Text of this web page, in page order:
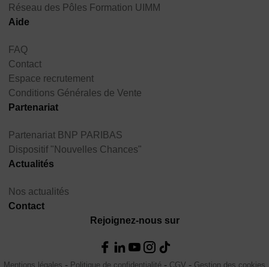
Réseau des Pôles Formation UIMM
Aide
FAQ
Contact
Espace recrutement
Conditions Générales de Vente
Partenariat
Partenariat BNP PARIBAS
Dispositif "Nouvelles Chances"
Actualités
Nos actualités
Contact
Rejoignez-nous sur
Mentions légales Politique de confidentialité CGV Gestion des cookies